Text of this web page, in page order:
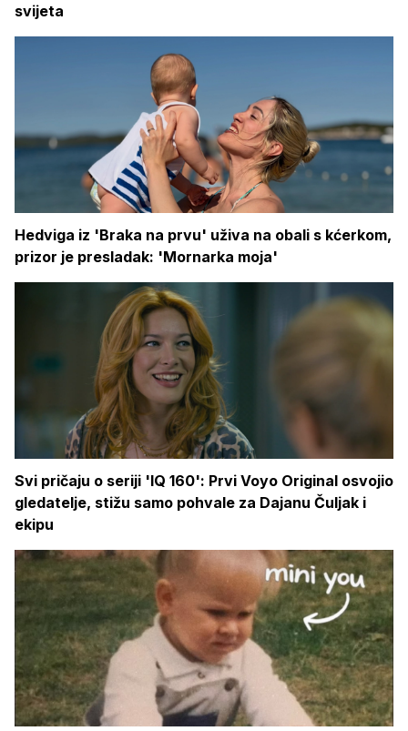
svijeta
Hedviga iz 'Braka na prvu' uživa na obali s kćerkom,
prizor je presladak: 'Mornarka moja'
Svi pričaju o seriji 'IQ 160': Prvi Voyo Original osvojio
gledatelje, stižu samo pohvale za Dajanu Čuljak i
ekipu